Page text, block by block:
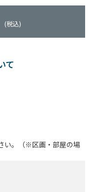
(税込)
て
い。（※区画・部屋の場